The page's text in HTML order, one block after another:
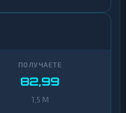
82,99
1,5 M